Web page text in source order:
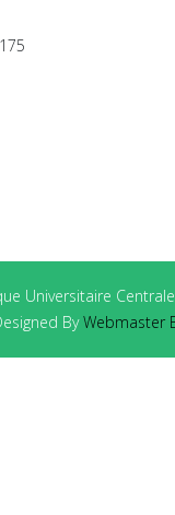
Universitaire
ByWebmaster